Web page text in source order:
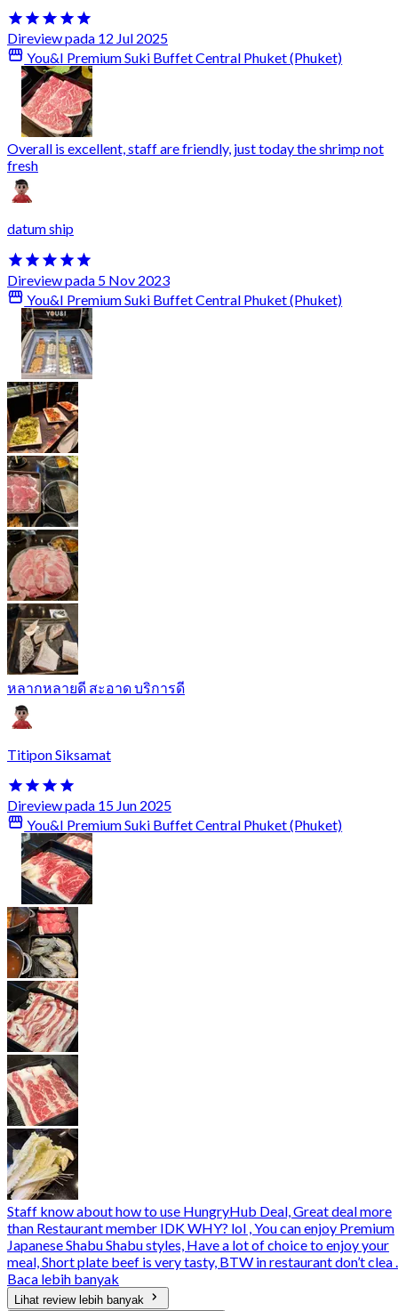
Direview pada 12 Jul 2025
You&I Premium Suki Buffet Central Phuket (Phuket)
Overall is excellent, staff are friendly, just today the shrimp not
fresh
datum ship
Direview pada 5 Nov 2023
You&I Premium Suki Buffet Central Phuket (Phuket)
หลากหลายดี สะอาด บริการดี
Titipon Siksamat
Direview pada 15 Jun 2025
You&I Premium Suki Buffet Central Phuket (Phuket)
Staff know about how to use HungryHub Deal, Great deal more
than Restaurant member IDK WHY? lol , You can enjoy Premium
Japanese Shabu Shabu styles, Have a lot of choice to enjoy your
meal, Short plate beef is very tasty, BTW in restaurant don’t clea
Baca lebih banyak
Lihat review lebih banyak